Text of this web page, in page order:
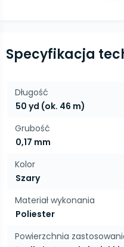
Specyfikacja
Długość
50 yd (ok. 46 m)
Grubość
0,17 mm
Kolor
Szary
Materiał wykonania
Poliester
Powierzchnia